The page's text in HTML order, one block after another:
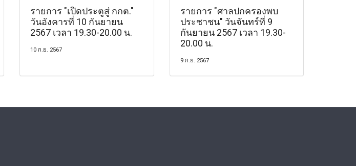
รายการ "เปิดประตูสู่ กกต."
วันอังคารที่ 10 กันยายน
2567 เวลา 19.30-20.00 น.
10 ก.ย. 2567
รายการ "ศาลปกครองพบ
ประชาชน" วันจันทร์ที่ 9
กันยายน 2567 เวลา 19.30-
20.00 น.
9 ก.ย. 2567